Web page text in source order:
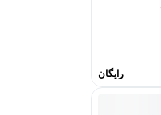
رایگان